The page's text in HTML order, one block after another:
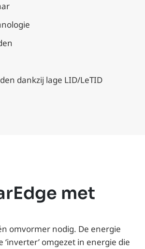
dankzij lage LID/LeTID
met
omvormer nodig. De energie
omgezet in energie die